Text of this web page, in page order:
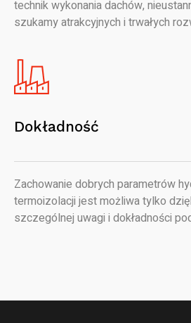
technik wykonania dachów,
szukamy atrakcyjnych i trwałych
Dokładność
Zachowanie dobrych parametrów
termoizolacji jest możliwa tylko
szczególnej uwagi i dokładności